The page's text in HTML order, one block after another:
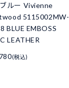
ルー Vivienne
5115002MW-
BLUE EMBOSS
LEATHER
(税込)